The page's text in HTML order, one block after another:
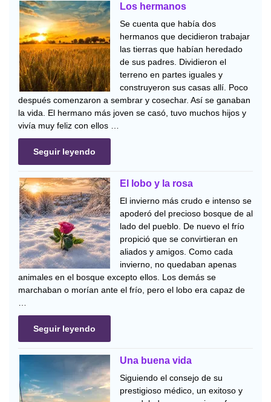
Los hermanos
Se cuenta que había dos
hermanos que decidieron trabajar
las tierras que habían heredado
de sus padres. Dividieron el
terreno en partes iguales y
construyeron sus casas allí. Poco
después comenzaron a sembrar y cosechar. Así se ganaban
la vida. El hermano más joven se casó, tuvo muchos hijos y
vivía muy feliz con ellos …
Seguir leyendo
El lobo y la rosa
El invierno más crudo e intenso se
apoderó del precioso bosque de al
lado del pueblo. De nuevo el frío
propició que se convirtieran en
aliados y amigos. Como cada
invierno, no quedaban apenas
animales en el bosque excepto ellos. Los demás se
marchaban o morían ante el frío, pero el lobo era capaz de
Seguir leyendo
Una buena vida
Siguiendo el consejo de su
prestigioso médico, un exitoso y